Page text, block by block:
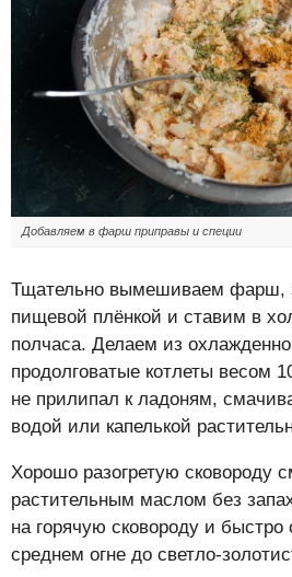
Добавляем в фарш приправы и специи
Тщательно вымешиваем фарш,
пищевой плёнкой и ставим в
полчаса. Делаем из
продолговатые котлеты весом
не прилипал к ладоням,
водой или капелькой
Хорошо разогретую сковороду
растительным маслом без
на горячую сковороду и
среднем огне до светло-